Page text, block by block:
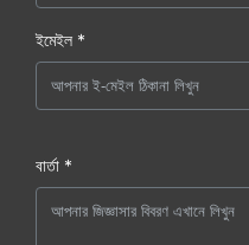
ইমেইল *
বার্তা *